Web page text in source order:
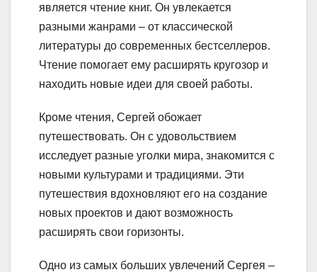
является чтение книг. Он увлекается
разными жанрами – от классической
литературы до современных бестселлеров.
Чтение помогает ему расширять кругозор и
находить новые идеи для своей работы.
Кроме чтения, Сергей обожает
путешествовать. Он с удовольствием
исследует разные уголки мира, знакомится с
новыми культурами и традициями. Эти
путешествия вдохновляют его на создание
новых проектов и дают возможность
расширять свои горизонты.
Одно из самых больших увлечений Сергея –